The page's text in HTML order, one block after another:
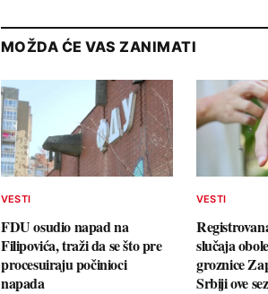
MOŽDA ĆE VAS ZANIMATI
VESTI
FDU osudio napad na
Filipovića, traži da se što pre
procesuiraju počinioci
napada
VESTI
slučaja
groznice
Srbiji ove